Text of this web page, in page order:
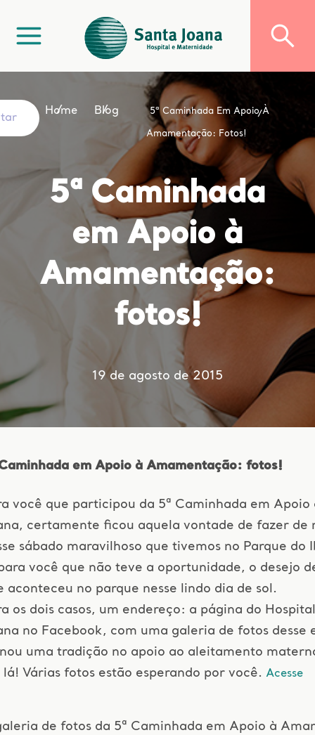
Home Blog 5ª Caminhada Em Apoio À
Amamentação: Fotos!
5ª Caminhada
em Apoio à
Amamentação:
fotos!
19 de agosto de 2015
em Apoio à Amamentação: fotos!
você que participou da 5ª Caminhada em
certamente ficou aquela vontade de fazer de
sábado maravilhoso que tivemos no Parque do
você que não teve a oportunidade, o desejo
aconteceu no parque nesse lindo dia de sol.
os dois casos, um endereço: a página do
no Facebook, com uma galeria de fotos desse
uma tradição no apoio ao aleitamento
lá! Várias fotos estão esperando por você. Acesse
de fotos da 5ª Caminhada em Apoio à